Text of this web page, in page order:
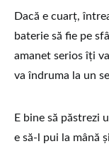
Dacă e cuarț,
baterie să fie pe
amanet serios îți
va îndruma la un
E bine să păstrezi
e să-l pui la mână